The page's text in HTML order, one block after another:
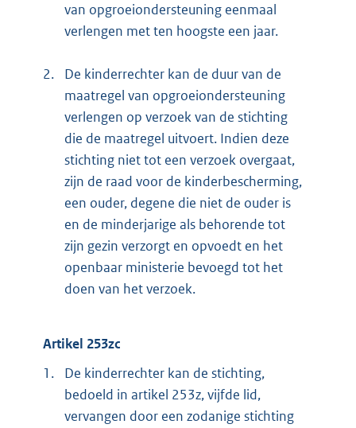
van opgroeiondersteuning eenmaal
verlengen met ten hoogste een jaar.
2.
De kinderrechter kan de duur van de
maatregel van opgroeiondersteuning
verlengen op verzoek van de stichting
die de maatregel uitvoert. Indien deze
stichting niet tot een verzoek overgaat,
zijn de raad voor de kinderbescherming,
een ouder, degene die niet de ouder is
en de minderjarige als behorende tot
zijn gezin verzorgt en opvoedt en het
openbaar ministerie bevoegd tot het
doen van het verzoek.
Artikel 253zc
1.
De kinderrechter kan de stichting,
bedoeld in artikel 253z, vijfde lid,
vervangen door een zodanige stichting